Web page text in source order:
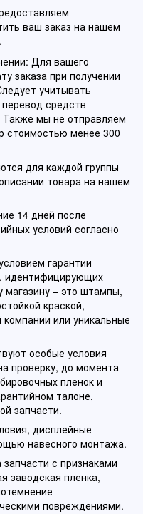
ваш заказ на нашем
Для вашего
заказа при получении
учитывать
средств
мы не отправляем
стоимостью менее 300
для каждой группы
товара на нашем
14 дней после
условий согласно
гарантии
идентифицирующих
– это штампы,
краской,
или уникальные
особые условия
проверку, до момента
пленок и
талоне,
запчасти.
дисплейные
навесного монтажа.
с признаками
заводская пленка,
повреждениями.